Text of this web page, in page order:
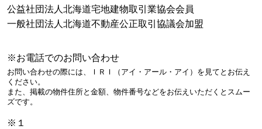
公益社団法人北海道宅地建物取引業協会会員
一般社団法人北海道不動産公正取引協議会加盟
※お電話でのお問い合わせ
お問い合わせの際には、ＩＲＩ（アイ・アール・アイ）を見てとお伝え
ください。
また、掲載の物件住所と金額、物件番号などをお伝えいただくとスムー
ズです。
※１